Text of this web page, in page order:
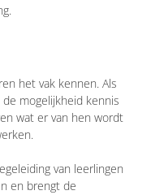
het vak kennen. Als
mogelijkheid kennis
wat er van hen wordt
van leerlingen
en brengt de